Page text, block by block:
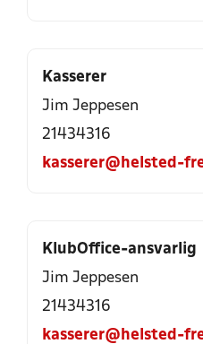
Kasserer
Jim Jeppesen
21434316
kasserer@helsted-
KlubOffice-ansvarlig
Jim Jeppesen
21434316
kasserer@helsted-